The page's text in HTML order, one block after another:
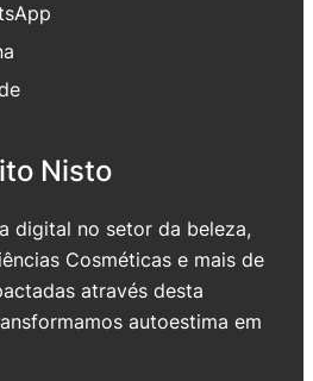
Nisto
digital no setor da beleza,
Cosméticas e mais de
através desta
autoestima em